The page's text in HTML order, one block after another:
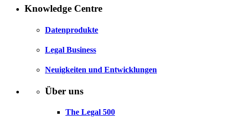
Knowledge Centre
Datenprodukte
Legal Business
Neuigkeiten und Entwicklungen
Über uns
The Legal 500